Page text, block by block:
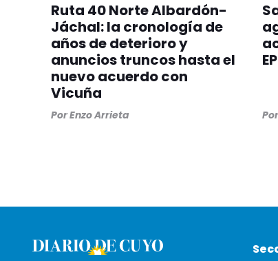
Ruta 40 Norte Albardón-
Jáchal: la cronología de
años de deterioro y
anuncios truncos hasta el
nuevo acuerdo con
Vicuña
PorEnzo Arrieta Por